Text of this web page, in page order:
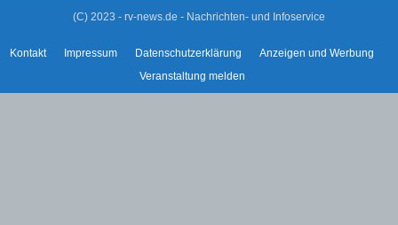
(C) 2023 - rv-news.de - Nachrichten- und Infoservice
Kontakt Impressum Datenschutzerklärung
Anzeigen und Werbung
Veranstaltung melden